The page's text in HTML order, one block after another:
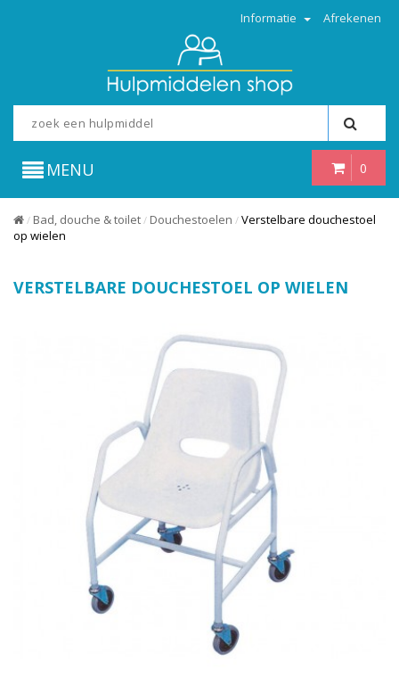
Informatie Afrekenen
0
MENU
/ Bad, douche & toilet / Douchestoelen / Verstelbare douchestoel
op wielen
VERSTELBARE DOUCHESTOEL OP WIELEN